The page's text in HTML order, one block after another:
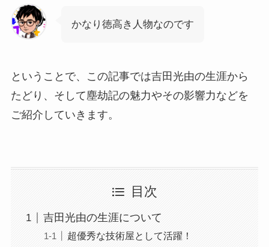
かなり徳高き人物なのです
ということで、この記事では吉田光由の生涯から
たどり、そして塵劫記の魅力やその影響力などを
ご紹介していきます。
目次
吉田光由の生涯について
超優秀な技術屋として活躍！